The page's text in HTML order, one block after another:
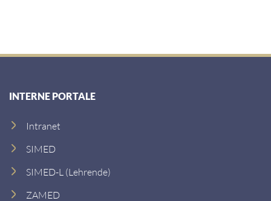
INTERNE PORTALE
Intranet
SIMED
SIMED-L (Lehrende)
ZAMED